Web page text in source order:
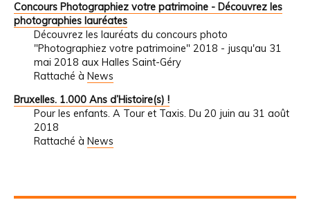
Concours Photographiez votre patrimoine - Découvrez les
photographies lauréates
Découvrez les lauréats du concours photo
"Photographiez votre patrimoine" 2018 - jusqu'au 31
mai 2018 aux Halles Saint-Géry
Rattaché à News
Bruxelles. 1.000 Ans d’Histoire(s) !
Pour les enfants. A Tour et Taxis. Du 20 juin au 31 août
2018
Rattaché à News